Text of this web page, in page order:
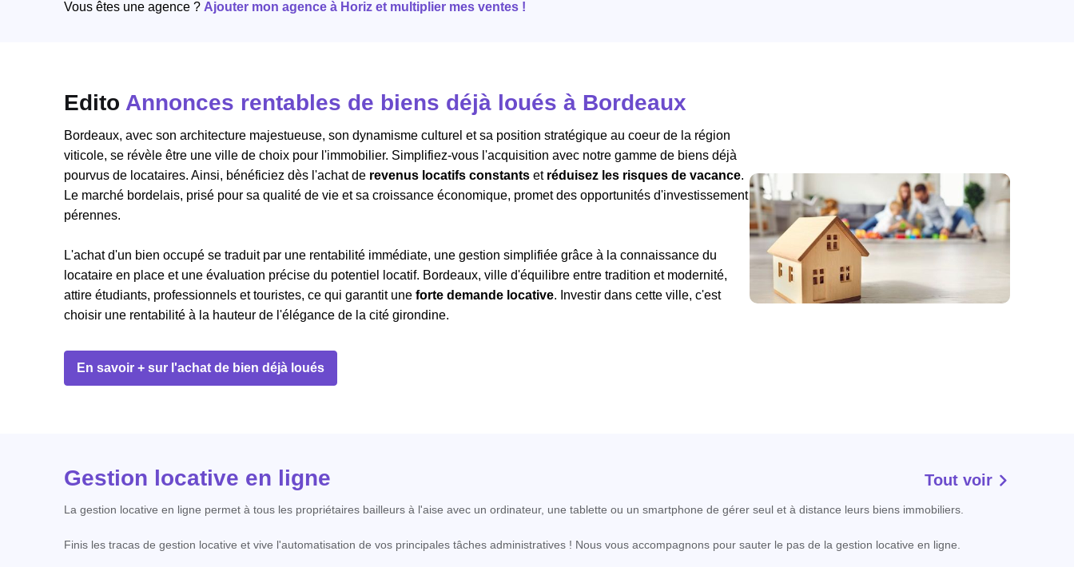
Vous êtes une agence ? Ajouter mon agence à Horiz et multiplier mes ventes !
Edito Annonces rentables de biens déjà loués à Bordeaux
Bordeaux, avec son architecture majestueuse, son dynamisme culturel et sa position stratégique au coeur de la région
viticole, se révèle être une ville de choix pour l'immobilier. Simplifiez-vous l'acquisition avec notre gamme de biens déjà
pourvus de locataires. Ainsi, bénéficiez dès l'achat de revenus locatifs constants et réduisez les risques de vacance.
Le marché bordelais, prisé pour sa qualité de vie et sa croissance économique, promet des opportunités d'investissement
pérennes.
L'achat d'un bien occupé se traduit par une rentabilité immédiate, une gestion simplifiée grâce à la connaissance du
locataire en place et une évaluation précise du potentiel locatif. Bordeaux, ville d'équilibre entre tradition et modernité,
attire étudiants, professionnels et touristes, ce qui garantit une forte demande locative. Investir dans cette ville, c'est
choisir une rentabilité à la hauteur de l'élégance de la cité girondine.
En savoir + sur l'achat de bien déjà loués
Gestion locative en ligne Tout voir
La gestion locative en ligne permet à tous les propriétaires bailleurs à l'aise avec un ordinateur, une tablette ou un smartphone de gérer seul et à distance leurs biens immobiliers.
Finis les tracas de gestion locative et vive l'automatisation de vos principales tâches administratives ! Nous vous accompagnons pour sauter le pas de la gestion locative en ligne.